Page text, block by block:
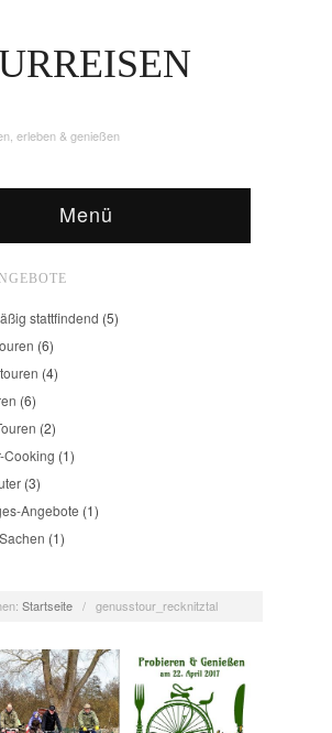
erleben & genießen
Menü
stattfindend (5)
(6)
(4)
(6)
(2)
Cooking (1)
(3)
Angebote (1)
(1)
Startseite / genusstour_recknitztal